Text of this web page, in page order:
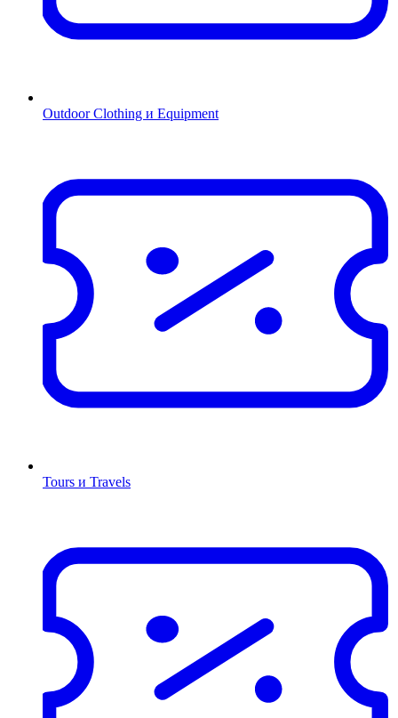
Outdoor Clothing и Equipment
Tours и Travels